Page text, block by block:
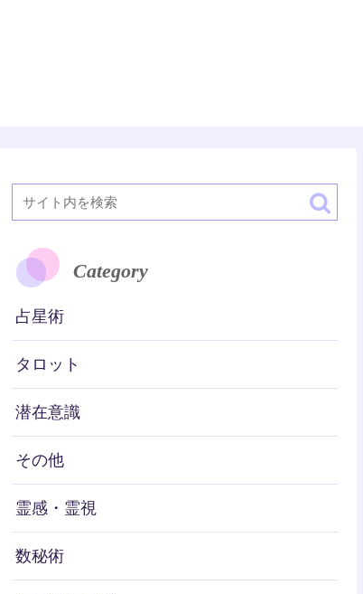
Category
占星術
タロット
潜在意識
その他
霊感・霊視
数秘術